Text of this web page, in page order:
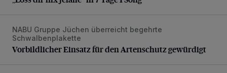
Vorbildlicher Einsatz für den Artenschutz gewürdigt
NABU Gruppe Jüchen überreicht begehrte
Schwalbenplakette
Vorbildlicher Einsatz für den Artenschutz gewürdigt